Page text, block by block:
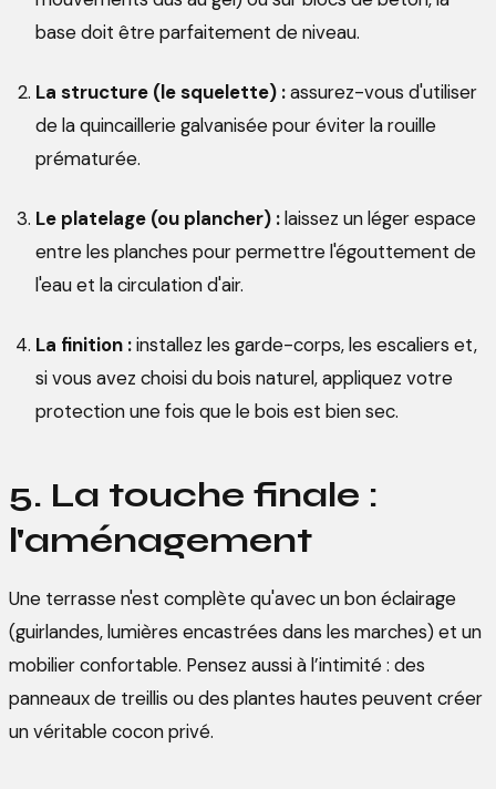
base doit être parfaitement de niveau.
La structure (le squelette) :assurez-vous d'utiliser
de la quincaillerie galvanisée pour éviter la rouille
prématurée.
Le platelage (ou plancher) :laissez un léger espace
entre les planches pour permettre l'égouttement de
l'eau et la circulation d'air.
La finition :installez les garde-corps, les escaliers et,
si vous avez choisi du bois naturel, appliquez votre
protection une fois que le bois est bien sec.
5. La touche finale :
l'aménagement
Une terrasse n'est complète qu'avec un bon éclairage
(guirlandes, lumières encastrées dans les marches) et un
mobilier confortable. Pensez aussi à l’intimité : des
panneaux de treillis ou des plantes hautes peuvent créer
un véritable cocon privé.